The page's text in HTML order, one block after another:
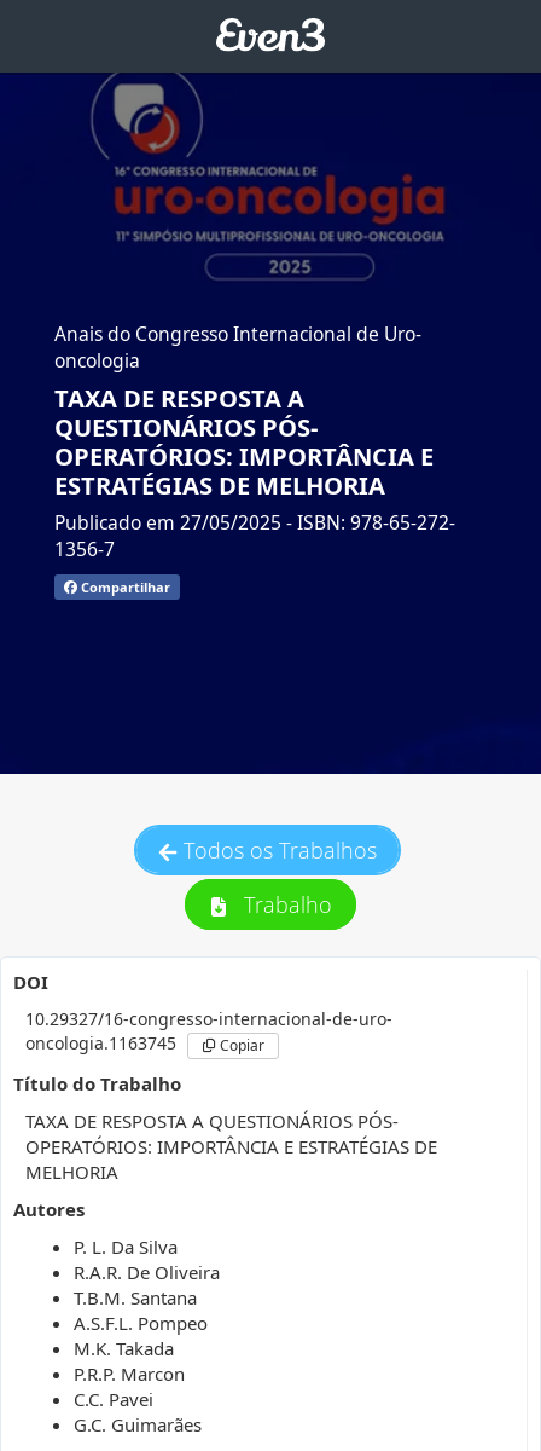
Anais do Congresso Internacional de Uro-
oncologia
TAXA DE RESPOSTA A
QUESTIONÁRIOS PÓS-
OPERATÓRIOS: IMPORTÂNCIA E
ESTRATÉGIAS DE MELHORIA
Publicado em 27/05/2025 - ISBN: 978-65-272-
1356-7
Compartilhar
Todos os Trabalhos
Trabalho
DOI
10.29327/16-congresso-internacional-de-uro-
oncologia.1163745
Copiar
Título do Trabalho
TAXA DE RESPOSTA A QUESTIONÁRIOS PÓS-
OPERATÓRIOS: IMPORTÂNCIA E ESTRATÉGIAS DE
MELHORIA
Autores
P. L. Da Silva
R.A.R. De Oliveira
T.B.M. Santana
A.S.F.L. Pompeo
M.K. Takada
P.R.P. Marcon
C.C. Pavei
G.C. Guimarães